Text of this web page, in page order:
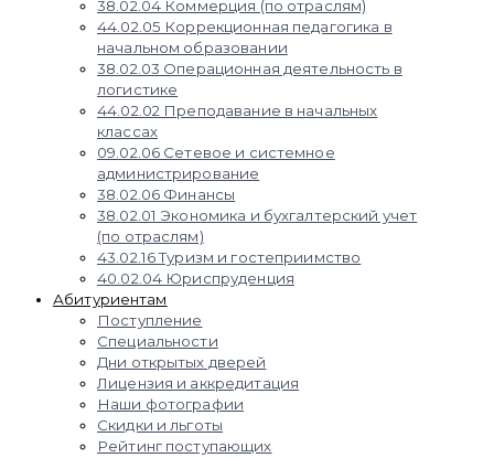
38.02.04 Коммерция (по отраслям)
44.02.05 Коррекционная педагогика в
начальном образовании
38.02.03 Операционная деятельность в
логистике
44.02.02 Преподавание в начальных
классах
09.02.06 Сетевое и системное
администрирование
38.02.06 Финансы
38.02.01 Экономика и бухгалтерский учет
(по отраслям)
43.02.16 Туризм и гостеприимство
40.02.04 Юриспруденция
Абитуриентам
Поступление
Специальности
Дни открытых дверей
Лицензия и аккредитация
Наши фотографии
Скидки и льготы
Рейтинг поступающих